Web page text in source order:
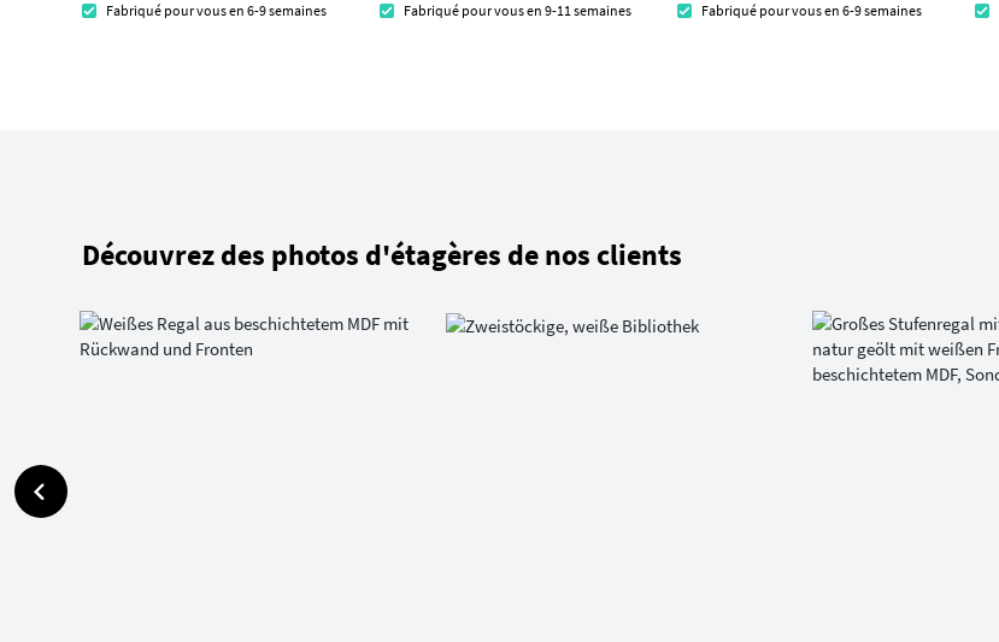
Fabriqué pour vous en 6-9 semaines
Fabriqué pour vous en 9-11 semaines
Fabriqué pour vous en 6-9 semaines
Découvrez des photos d'étagères de nos clients